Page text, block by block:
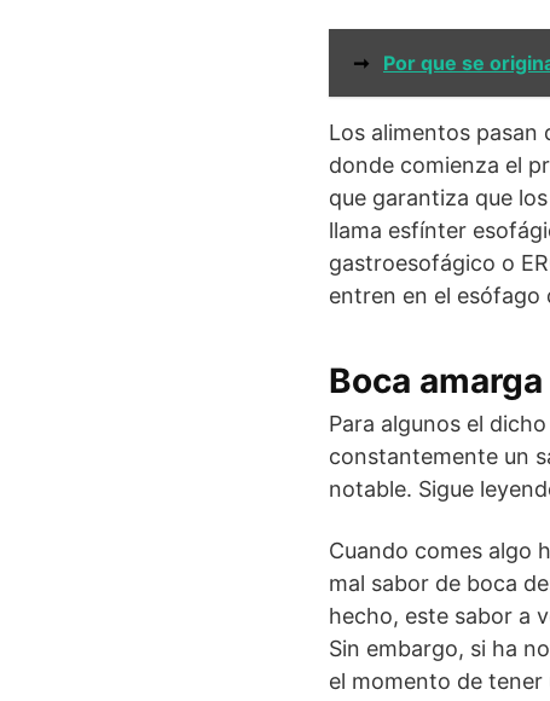
➞ Por que se
Los alimentos pasan
donde comienza el
que garantiza que
llama esfínter
gastroesofágico o
entren en el esófago
Boca
Para algunos el
constantemente un
notable. Sigue
Cuando comes algo
mal sabor de boca
hecho, este sabor a
Sin embargo, si ha
el momento de tener